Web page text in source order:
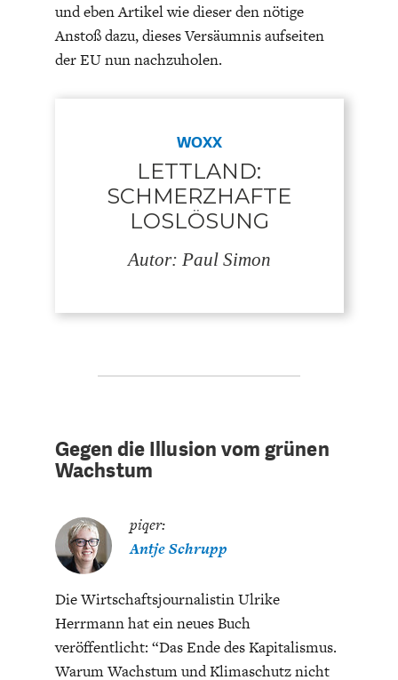
und eben Artikel wie dieser den nötige
Anstoß dazu, dieses Versäumnis aufseiten
der EU nun nachzuholen.
WOXX
LETTLAND:
SCHMERZHAFTE
LOSLÖSUNG
Autor: Paul Simon
Gegen die Illusion vom grünen
Wachstum
piqer:
Antje Schrupp
Die Wirtschaftsjournalistin Ulrike
Herrmann hat ein neues Buch
veröffentlicht: “Das Ende des Kapitalismus.
Warum Wachstum und Klimaschutz nicht